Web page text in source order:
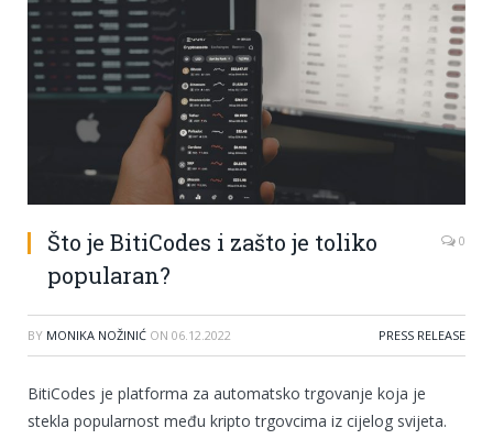
Što je BitiCodes i zašto je toliko
popularan?
0
BY MONIKA NOŽINIĆ ON 06.12.2022 PRESS RELEASE
BitiCodes je platforma za automatsko trgovanje koja je
stekla popularnost među kripto trgovcima iz cijelog svijeta.